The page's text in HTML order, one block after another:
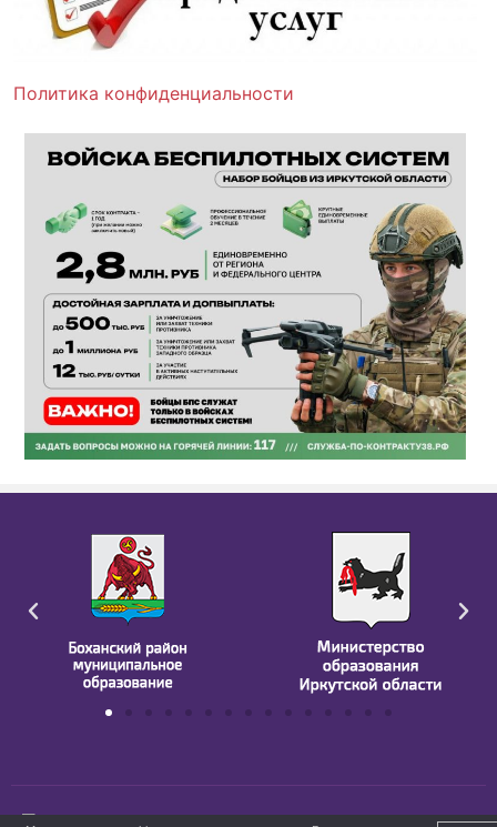
Политика конфиденциальности